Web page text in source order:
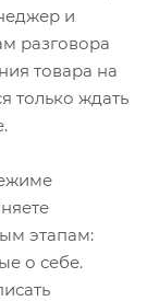
и
разговора
товара на
только ждать
этапам:
о себе.